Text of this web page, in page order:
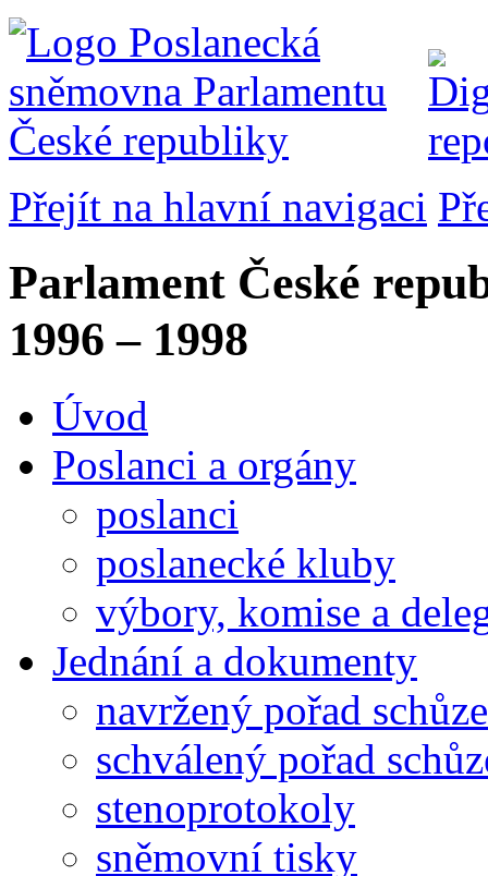
Přejít na hlavní navigaci
Parlament České
1996 – 1998
Úvod
Poslanci a orgány
poslanci
poslanecké kluby
výbory, komise a
Jednání a dokumenty
navržený pořad schůze
schválený pořad
stenoprotokoly
sněmovní tisky